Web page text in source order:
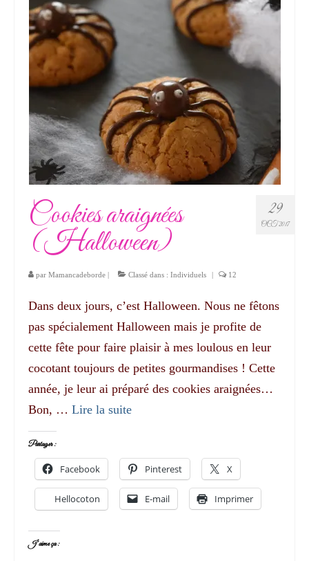
29
OCT 2017
Cookies araignées
(Halloween)
par Mamancadeborde | Classé dans : Individuels | 12
Dans deux jours, c’est Halloween. Nous ne fêtons
pas spécialement Halloween mais je profite de
cette fête pour faire plaisir à mes loulous en leur
cocotant toujours de petites gourmandises ! Cette
année, je leur ai préparé des cookies araignées…
Bon, … Lire la suite­­
Partager :
Facebook Pinterest X
Hellocoton E-mail Imprimer
J’aime ça :